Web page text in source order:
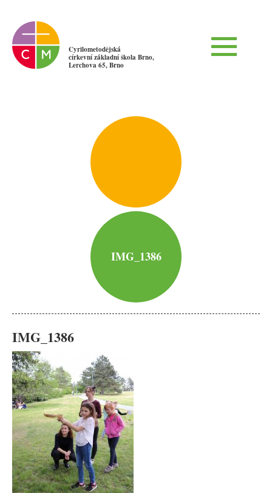
Cyrilometodějská
církevní základní škola Brno,
Lerchova 65, Brno
IMG_1386
IMG_1386